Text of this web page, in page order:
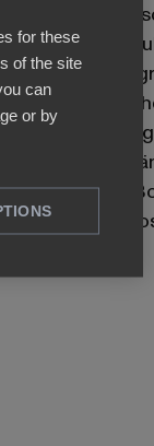
for these
of the site
can
or by
kraftfulla
av de mest
marknaden på
och
kan du också
målsystem. BI
för alla på ett